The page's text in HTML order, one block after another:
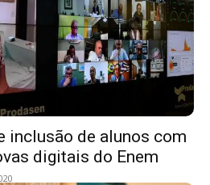
inclusão de alunos com
digitais do Enem